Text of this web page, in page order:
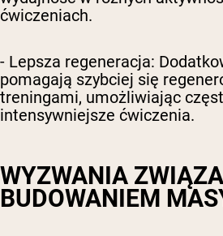
ćwiczeniach.
- Lepsza regeneracja:
pomagają szybciej się
treningami, umożliwiając
intensywniejsze ćwiczenia.
WYZWANIA
BUDOWANIEM